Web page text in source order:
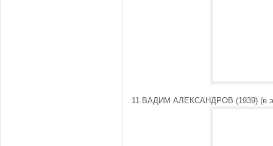
11.ВАДИМ АЛЕКСАНДРОВ (1939) (в